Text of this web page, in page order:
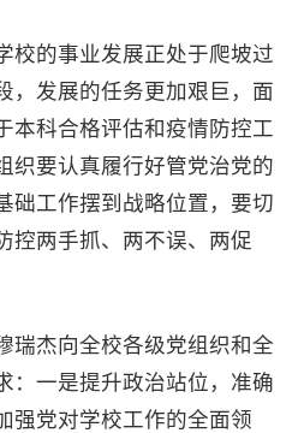
的事业发展正处于爬坡过
，发展的任务更加艰巨，面
本科合格评估和疫情防控工
织要认真履行好管党治党的
础工作摆到战略位置，要切
控两手抓、两不误、两促
杰向全校各级党组织和全
：一是提升政治站位，准确
强党对学校工作的全面领